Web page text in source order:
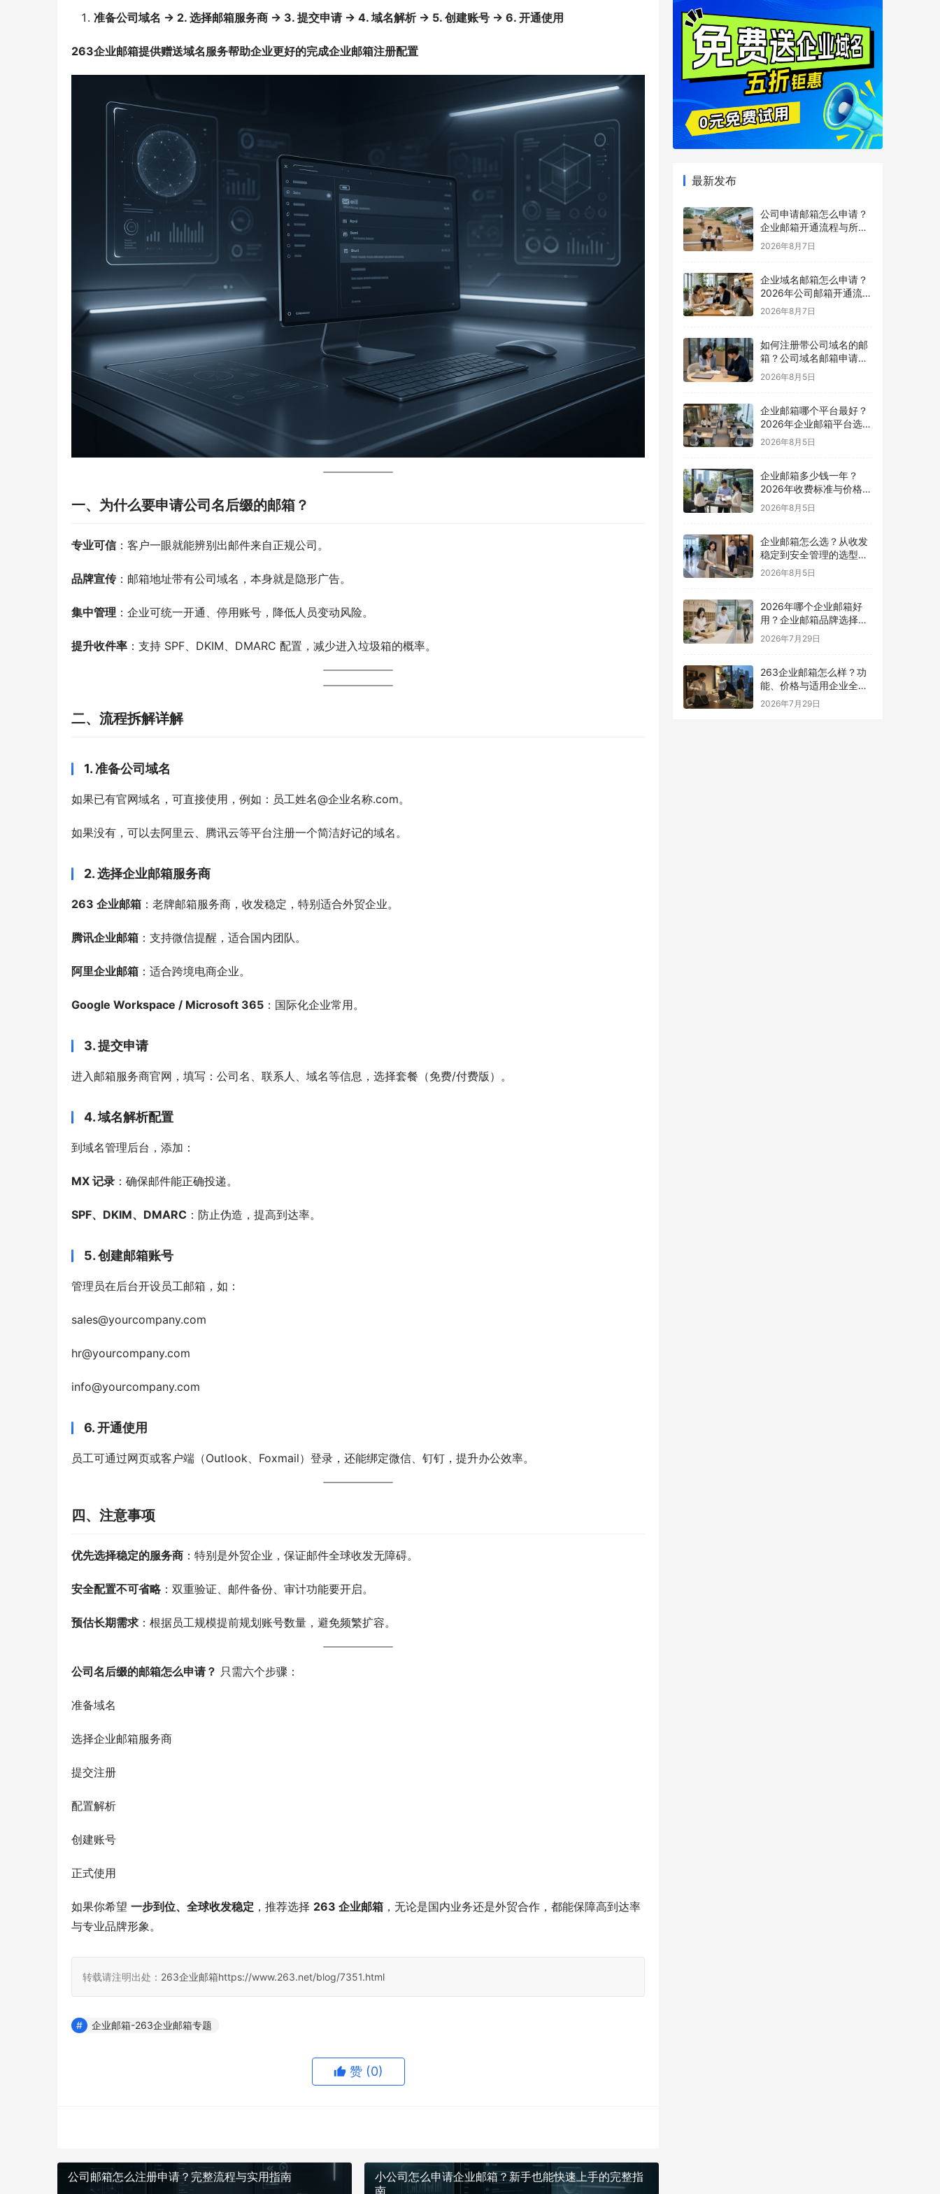
准备公司域名 → 2. 选择邮箱服务商 → 3. 提交申请 → 4. 域名解析 → 5. 创建账号 → 6. 开通使用
263企业邮箱提供赠送域名服务帮助企业更好的完成企业邮箱注册配置
一、为什么要申请公司名后缀的邮箱？
专业可信：客户一眼就能辨别出邮件来自正规公司。
品牌宣传：邮箱地址带有公司域名，本身就是隐形广告。
集中管理 ：企业可统一开通、停用账号，降低人员变动风险。
提升收件率 ：支持 SPF、DKIM、DMARC 配置，减少进入垃圾箱的概率。
二、流程拆解详解
1. 准备公司域名
如果已有官网域名，可直接使用，例如：员工姓名@企业名称.com。
如果没有，可以去阿里云、腾讯云等平台注册一个简洁好记的域名。
2. 选择企业邮箱服务商
263 企业邮箱 ：老牌邮箱服务商，收发稳定，特别适合外贸企业。
腾讯企业邮箱 ：支持微信提醒，适合国内团队。
阿里企业邮箱 ：适合跨境电商企业。
Google Workspace / Microsoft 365 ：国际化企业常用。
3. 提交申请
进入邮箱服务商官网，填写：公司名、联系人、域名等信息，选择套餐（免费/付费版）。
4. 域名解析配置
到域名管理后台，添加：
MX 记录 ：确保邮件能正确投递。
SPF、DKIM、DMARC ：防止伪造，提高到达率。
5. 创建邮箱账号
管理员在后台开设员工邮箱，如：
sales@yourcompany.com
hr@yourcompany.com
info@yourcompany.com
6. 开通使用
员工可通过网页或客户端（Outlook、Foxmail）登录，还能绑定微信、钉钉，提升办公效率。
四、注意事项
优先选择稳定的服务商 ：特别是外贸企业，保证邮件全球收发无障碍。
安全配置不可省略：双重验证、邮件备份、审计功能要开启。
预估长期需求 ：根据员工规模提前规划账号数量，避免频繁扩容。
公司名后缀的邮箱怎么申请？ 只需六个步骤：
准备域名
选择企业邮箱服务商
提交注册
配置解析
创建账号
正式使用
如果你希望 一步到位、全球收发稳定 ，推荐选择 263 企业邮箱 ，无论是国内业务还是外贸合作，都能保障高到达率
与专业品牌形象。
转载请注明出处： 263企业邮箱https://www.263.net/blog/7351.html
企业邮箱-263企业邮箱专题
赞 (0)
公司邮箱怎么注册申请？完整流程与实用指南
小公司怎么申请企业邮箱？新手也能快速上手的完整指
南
最新发布
公司申请邮箱怎么申请？
企业邮箱开通流程与所需
材料说明
2026年8月7日
企业域名邮箱怎么申请？
2026年公司邮箱开通流程
详解
2026年8月7日
如何注册带公司域名的邮
箱？公司域名邮箱申请与
配置指南
2026年8月5日
企业邮箱哪个平台最好？
2026年企业邮箱平台选择
指南
2026年8月5日
企业邮箱多少钱一年？
2026年收费标准与价格计
算指南
2026年8月5日
企业邮箱怎么选？从收发
稳定到安全管理的选型指
南
2026年8月5日
2026年哪个企业邮箱好
用？企业邮箱品牌选择指
南
2026年7月29日
263企业邮箱怎么样？功
能、价格与适用企业全面
解析
2026年7月29日